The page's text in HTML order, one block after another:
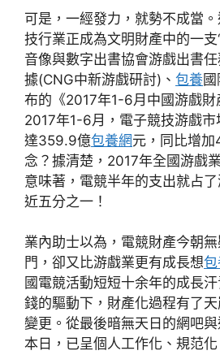
可是，一經發力，就勢不成當
技行業正成為文明財產中的一支
音像與數字出書協會游戲出書
據(CNG中新游戲研討)、 包養
布的《2017年1-6月中國游戲財
2017年1-6月，電子競技游戲市
達359.9億包養網元，同比增
念？據清楚，2017年全國游戲
意味著，電競半年的支出就占
近五分之一！
業內助士以為，電競財產今朝
門，卻又比游戲業更有成長想包
國電競活動短短十余年的成長
錢的驅動下，財產化過程有了
變更。從最後暗無天日的網吧
本日，已呈個人工作化、規范化